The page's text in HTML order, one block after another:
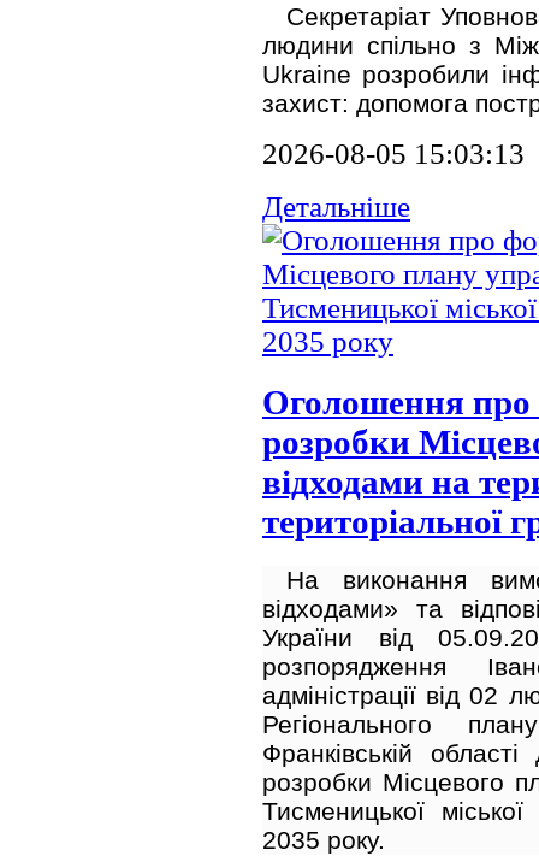
Секретаріат
людини спільно з
Ukraine розробили
захист: допомога
2026-08-05 15:03:13
Детальніше
Оголошення про
розробки
відходами на
територіальної
На виконання
відходами» та
України від
розпорядження
адміністрації від
Регіонального
Франківській
розробки Місцевого
Тисменицької
2035 року.